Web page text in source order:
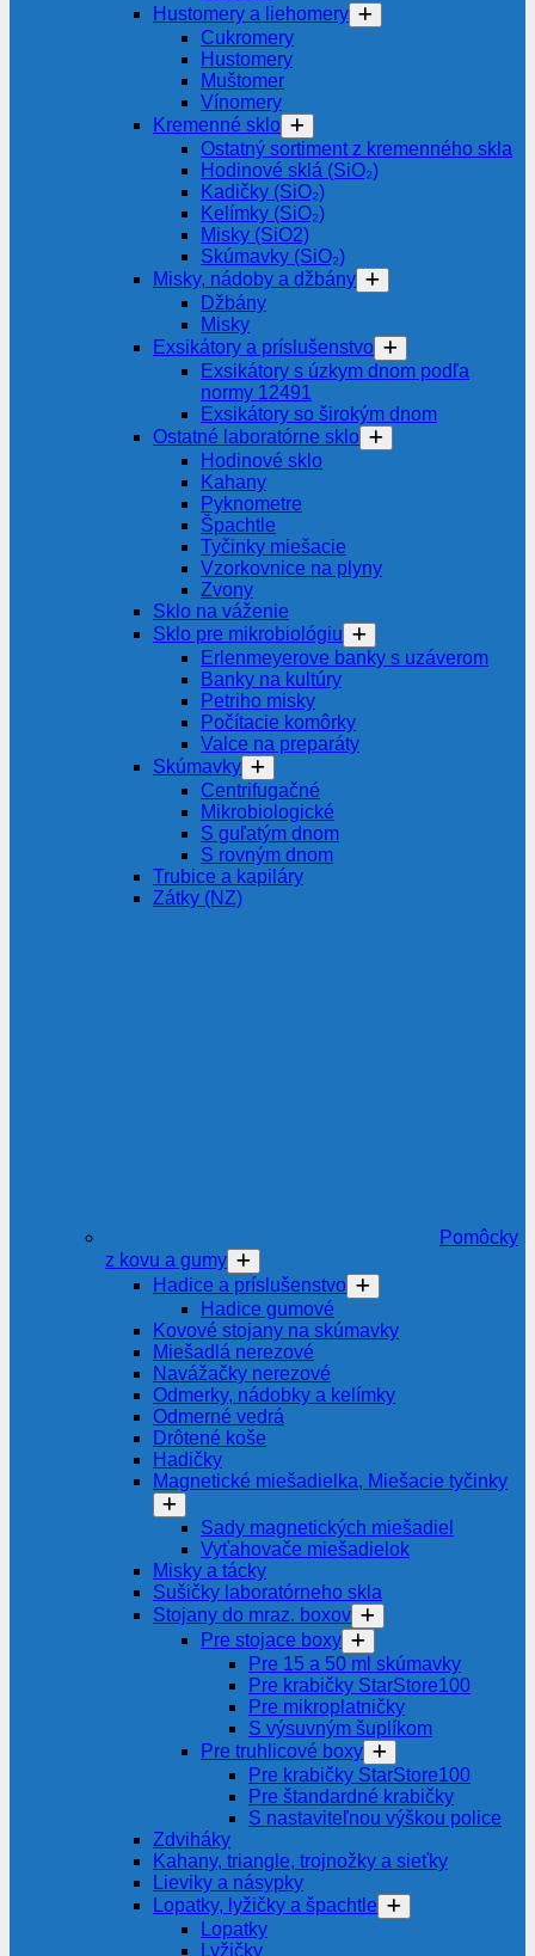
Hustomery a liehomery
Cukromery
Hustomery
Muštomer
Vínomery
Kremenné sklo
Ostatný sortiment z kremenného skla
Hodinové sklá (SiO₂)
Kadičky (SiO₂)
Kelímky (SiO₂)
Misky (SiO2)
Skúmavky (SiO₂)
Misky, nádoby a džbány
Džbány
Misky
Exsikátory a príslušenstvo
Exsikátory s úzkym dnom podľa
normy 12491
Exsikátory so širokým dnom
Ostatné laboratórne sklo
Hodinové sklo
Kahany
Pyknometre
Špachtle
Tyčinky miešacie
Vzorkovnice na plyny
Zvony
Sklo na váženie
Sklo pre mikrobiológiu
Erlenmeyerove banky s uzáverom
Banky na kultúry
Petriho misky
Počítacie komôrky
Valce na preparáty
Skúmavky
Centrifugačné
Mikrobiologické
S guľatým dnom
S rovným dnom
Trubice a kapiláry
Zátky (NZ)
Pomôcky
z kovu a gumy
Hadice a príslušenstvo
Hadice gumové
Kovové stojany na skúmavky
Miešadlá nerezové
Navážačky nerezové
Odmerky, nádobky a kelímky
Odmerné vedrá
Drôtené koše
Hadičky
Magnetické miešadielka, Miešacie tyčinky
Sady magnetických miešadiel
Vyťahovače miešadielok
Misky a tácky
Sušičky laboratórneho skla
Stojany do mraz. boxov
Pre stojace boxy
Pre 15 a 50 ml skúmavky
Pre krabičky StarStore100
Pre mikroplatničky
S výsuvným šuplíkom
Pre truhlicové boxy
Pre krabičky StarStore100
Pre štandardné krabičky
S nastaviteľnou výškou police
Zdviháky
Kahany, triangle, trojnožky a sieťky
Lieviky a násypky
Lopatky, lyžičky a špachtle
Lopatky
Lyžičky